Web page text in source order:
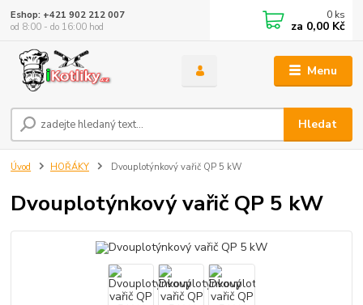
Menu
Hledat
Eshop: +421 902 212 007
od 8:00 - do 16:00 hod
0 ks
za 0,00 Kč
Úvod HOŘÁKY Dvouplotýnkový vařič QP 5 kW
Dvouplotýnkový vařič QP 5 kW